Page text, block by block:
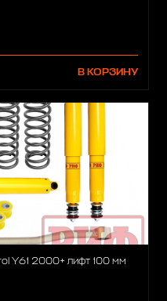
В КОРЗИНУ
Y61 2000+ лифт 100 мм